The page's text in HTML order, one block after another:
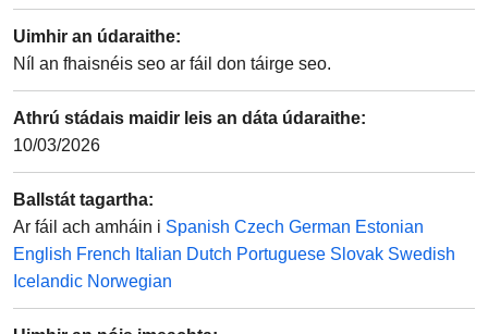
Uimhir an údaraithe:
Níl an fhaisnéis seo ar fáil don táirge seo.
Athrú stádais maidir leis an dáta údaraithe:
10/03/2026
Ballstát tagartha:
Ar fáil ach amháin i Spanish Czech German Estonian
English French Italian Dutch Portuguese Slovak Swedish
Icelandic Norwegian